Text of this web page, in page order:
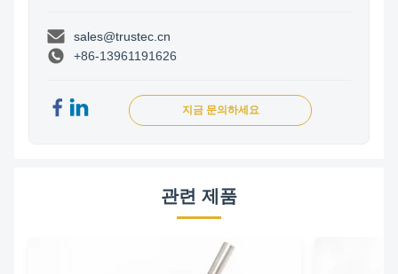
sales@trustec.cn
+86-13961191626
지금 문의하세요
관련 제품